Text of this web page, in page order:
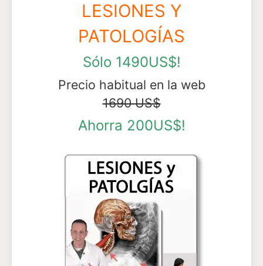
LESIONES Y
PATOLOGÍAS
Sólo 1490US$!
Precio habitual en la web
1690 US$
Ahorra 200US$!